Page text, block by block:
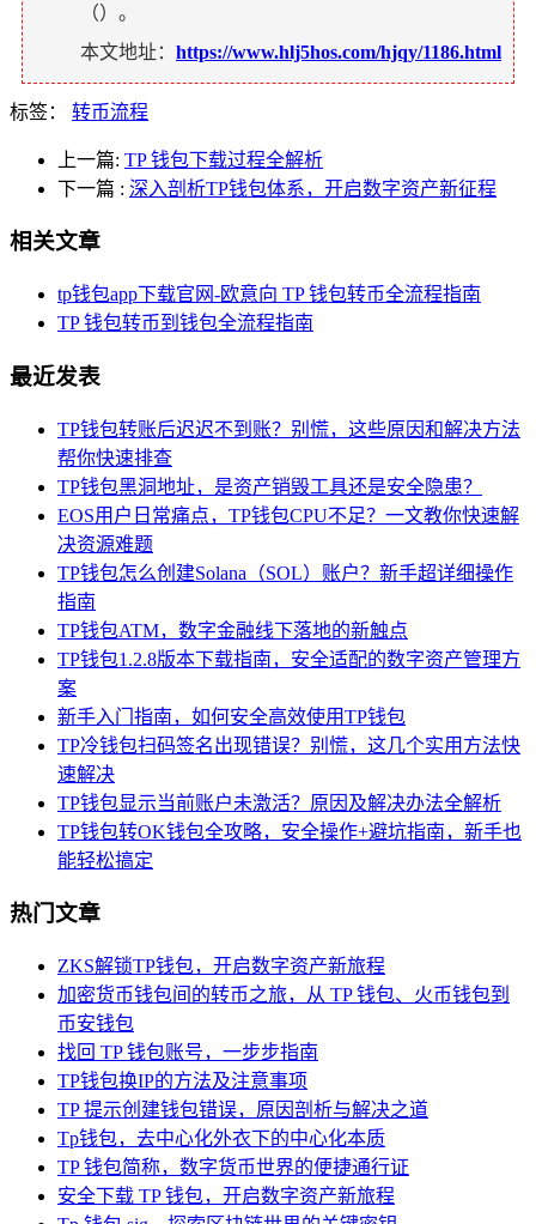
（）。
本文地址： https://www.hlj5hos.com/hjqy/1186.html
标签： 转币流程
上一篇: TP 钱包下载过程全解析
下一篇 : 深入剖析TP钱包体系，开启数字资产新征程
相关文章
tp钱包app下载官网-欧意向 TP 钱包转币全流程指南
TP 钱包转币到钱包全流程指南
最近发表
TP钱包转账后迟迟不到账？别慌，这些原因和解决方法
帮你快速排查
TP钱包黑洞地址，是资产销毁工具还是安全隐患？
EOS用户日常痛点，TP钱包CPU不足？一文教你快速解
决资源难题
TP钱包怎么创建Solana（SOL）账户？新手超详细操作
指南
TP钱包ATM，数字金融线下落地的新触点
TP钱包1.2.8版本下载指南，安全适配的数字资产管理方
案
新手入门指南，如何安全高效使用TP钱包
TP冷钱包扫码签名出现错误？别慌，这几个实用方法快
速解决
TP钱包显示当前账户未激活？原因及解决办法全解析
TP钱包转OK钱包全攻略，安全操作+避坑指南，新手也
能轻松搞定
热门文章
ZKS解锁TP钱包，开启数字资产新旅程
加密货币钱包间的转币之旅，从 TP 钱包、火币钱包到
币安钱包
找回 TP 钱包账号，一步步指南
TP钱包换IP的方法及注意事项
TP 提示创建钱包错误，原因剖析与解决之道
Tp钱包，去中心化外衣下的中心化本质
TP 钱包简称，数字货币世界的便捷通行证
安全下载 TP 钱包，开启数字资产新旅程